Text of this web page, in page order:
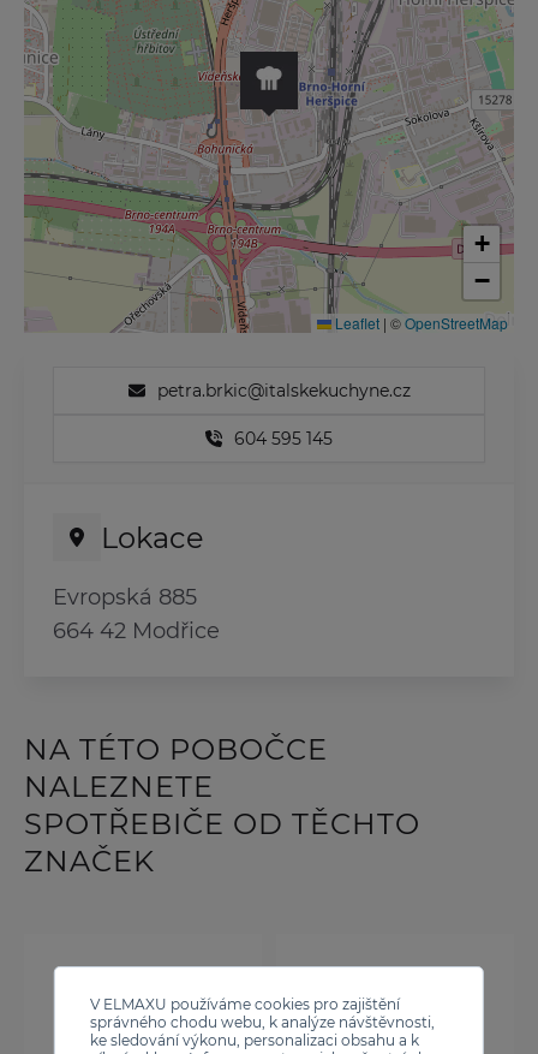
V ELMAXU používáme cookies pro zajištění
správného chodu webu, k analýze návštěvnosti,
ke sledování výkonu, personalizaci obsahu a k
petra.brkic@italskekuchyne.cz
604 595 145
Lokace
Evropská 885
664 42 Modřice
+
−
Leaflet | ©OpenStreetMap
NA TÉTO POBOČCE
NALEZNETE
SPOTŘEBIČE OD TĚCHTO
ZNAČEK